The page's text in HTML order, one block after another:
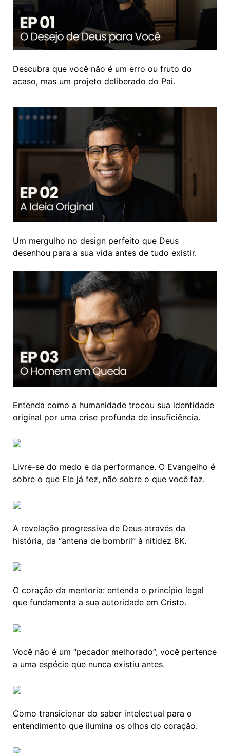
Descubra que você não é um erro ou fruto do
acaso, mas um projeto deliberado do Pai.
Um mergulho no design perfeito que Deus
desenhou para a sua vida antes de tudo existir.
Entenda como a humanidade trocou sua identidade
original por uma crise profunda de insuficiência.
Livre-se do medo e da performance. O Evangelho é
sobre o que Ele já fez, não sobre o que você faz.
A revelação progressiva de Deus através da
história, da “antena de bombril” à nitidez 8K.
O coração da mentoria: entenda o princípio legal
que fundamenta a sua autoridade em Cristo.
Você não é um “pecador melhorado”; você pertence
a uma espécie que nunca existiu antes.
Como transicionar do saber intelectual para o
entendimento que ilumina os olhos do coração.